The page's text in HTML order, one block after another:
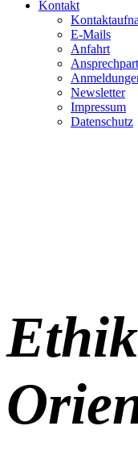
Kontakt
E-Mails
Anfahrt
Newsletter
Impressum
Datenschutz